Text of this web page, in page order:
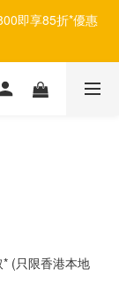
即享85折*優惠
(只限香港本地